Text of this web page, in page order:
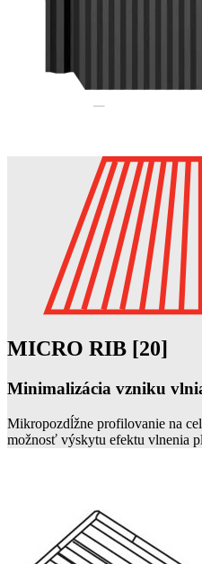
MICRO RIB [20]
Minimalizácia vzniku
Mikropozdĺžne profilovanie na
možnosť výskytu efektu vlnenia